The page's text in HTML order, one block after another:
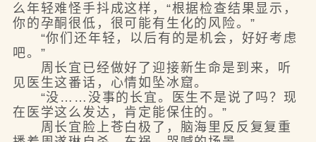
么年轻难怪手抖成这样，“根据检查结果显示，
你的孕酮很低，很可能有生化的风险。”
“你们还年轻，以后有的是机会，好好考虑
吧。”
周长宜已经做好了迎接新生命是到来，听
见医生这番话，心情如坠冰窟。
“没……没事的长宜。医生不是说了吗？现
在医学这么发达，肯定能保住的。”
周长宜脸上苍白极了，脑海里反反复复重